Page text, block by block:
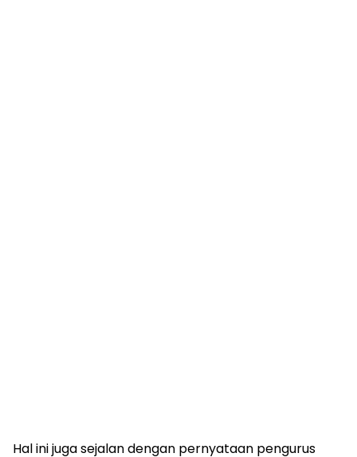
Hal ini juga sejalan dengan pernyataan pengurus